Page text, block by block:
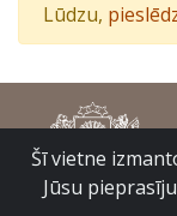
Lūdzu,
Šī vietne
Jūsu